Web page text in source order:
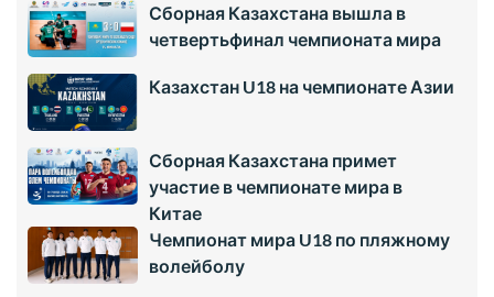
Сборная Казахстана вышла в
четвертьфинал чемпионата мира
Казахстан U18 на чемпионате Азии
Сборная Казахстана примет
участие в чемпионате мира в
Китае
Чемпионат мира U18 по пляжному
волейболу